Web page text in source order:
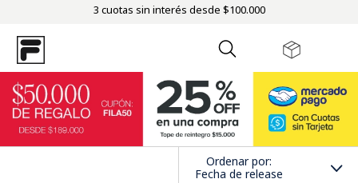
3 cuotas sin interés desde $100.000
Ordenar por
Fecha de release